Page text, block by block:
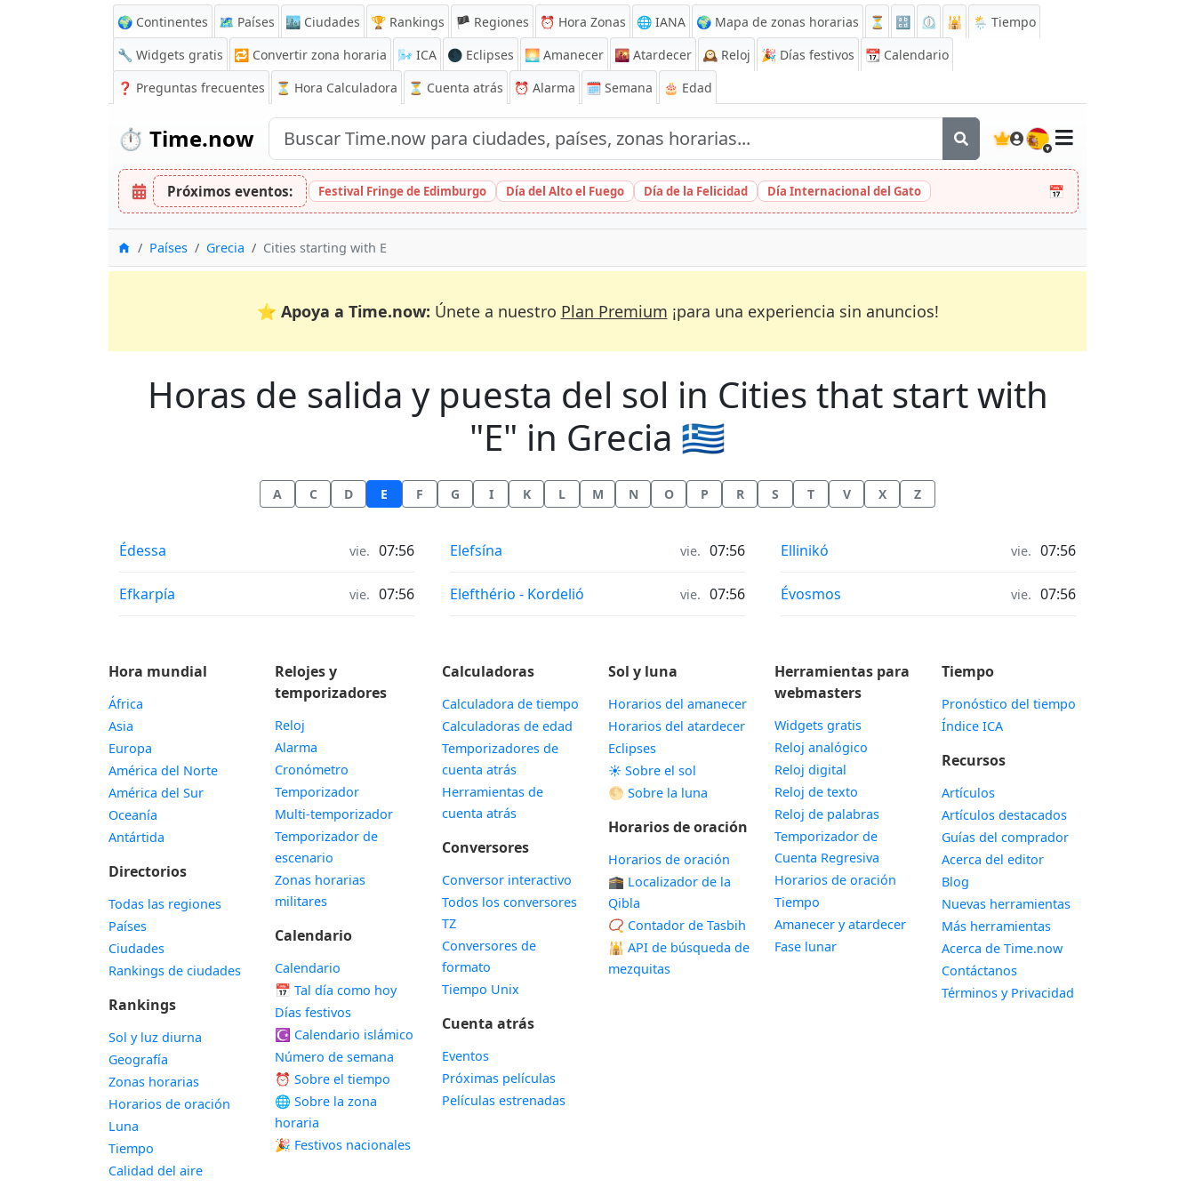
🌍 Continentes 🗺️ Países 🏙️ Ciudades 🏆 Rankings 🏴 Regiones ⏰ Hora Zonas 🌐 IANA 🌍 Mapa de zonas horarias ⏳ 🔡 ⏲️ 🕌
🌦️ Tiempo
🔧 Widgets gratis
🔁 Convertir zona horaria 🌬️ ICA 🌑 Eclipses 🌅 Amanecer 🌇 Atardecer 🕰️ Reloj 🎉 Días festivos 📆 Calendario
❓ Preguntas frecuentes ⏳ Hora Calculadora ⏳ Cuenta atrás ⏰ Alarma 🗓️ Semana 🎂 Edad
⏱️ Time.now 🇪🇸
Próximos eventos: Festival Fringe de Edimburgo Día del Alto el Fuego Día de la Felicidad Día Internacional del Gato 📅
InicioPaíses Grecia Cities starting with E
⭐ Apoya a Time.now: Únete a nuestro Plan Premium ¡para una experiencia sin anuncios!
Horas de salida y puesta del sol in Cities that start with
"E" in Grecia 🇬🇷
A C D E F G I K L M N O P R S T V X Z
Horas de salida y puesta del sol in
Édessa vie. 07:56
Horas de salida y puesta del sol in
Efkarpía vie. 07:56
Horas de salida y puesta del sol in
Elefsína vie. 07:56
Horas de salida y puesta del sol in
Elefthério - Kordelió vie. 07:56
Horas de salida y puesta del sol in
Ellinikó vie. 07:56
Horas de salida y puesta del sol in
Évosmos vie. 07:56
Hora mundial
África
Asia
Europa
América del Norte
América del Sur
Oceanía
Antártida
Directorios
Todas las regiones
Países
Ciudades
Rankings de ciudades
Rankings
Sol y luz diurna
Geografía
Zonas horarias
Horarios de oración
Luna
Tiempo
Calidad del aire
Relojes y
temporizadores
Reloj
Alarma
Cronómetro
Temporizador
Multi-temporizador
Temporizador de
escenario
Zonas horarias
militares
Calendario
Calendario
📅 Tal día como hoy
Días festivos
☪️ Calendario islámico
Número de semana
⏰ Sobre el tiempo
🌐 Sobre la zona
horaria
🎉 Festivos nacionales
Calculadoras
Calculadora de tiempo
Calculadoras de edad
Temporizadores de
cuenta atrás
Herramientas de
cuenta atrás
Conversores
Conversor interactivo
Todos los conversores
TZ
Conversores de
formato
Tiempo Unix
Cuenta atrás
Eventos
Próximas películas
Películas estrenadas
Sol y luna
Horarios del amanecer
Horarios del atardecer
Eclipses
☀️ Sobre el sol
🌕 Sobre la luna
Horarios de oración
Horarios de oración
🕋 Localizador de la
Qibla
📿 Contador de Tasbih
🕌 API de búsqueda de
mezquitas
Herramientas para
webmasters
Widgets gratis
Reloj analógico
Reloj digital
Reloj de texto
Reloj de palabras
Temporizador de
Cuenta Regresiva
Horarios de oración
Tiempo
Amanecer y atardecerWidget
Fase lunarWidget
Tiempo
Pronóstico del tiempo
Índice ICA
Recursos
Artículos
Artículos destacados
Guías del comprador
Acerca del editor
Blog
Nuevas herramientas
Más herramientas
Acerca de Time.now
Contáctanos
Términos y Privacidad